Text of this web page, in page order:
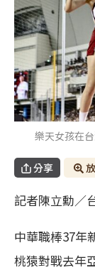
樂天女孩在
分享
記者陳立勳／
中華職棒37年
桃猿對戰去年